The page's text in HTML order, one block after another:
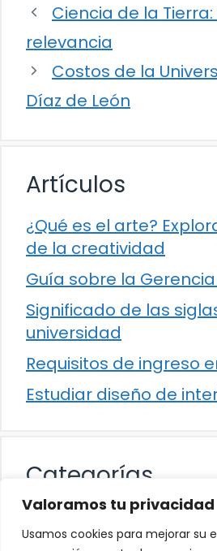
Valoramos tu privacidad
Usamos cookies para mejorar su
Ciencia de la
relevancia
Costos de la
Díaz de León
Artículos
¿Qué es el arte?
de la creatividad
Guía sobre la
Significado de las
universidad
Requisitos de ingreso
Estudiar diseño de
Categorías
Cultura